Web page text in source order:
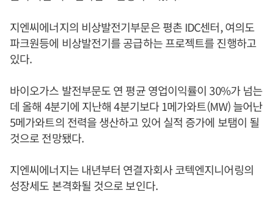
지엔씨에너지의 비상발전기부문은 평촌 IDC센터, 여의도
파크원등에 비상발전기를 공급하는 프로젝트를 진행하고
있다.
바이오가스 발전부문도 연 평균 영업이익률이 30%가 넘는
데 올해 4분기에 지난해 4분기보다 1메가와트(MW) 늘어난
5메가와트의 전력을 생산하고 있어 실적 증가에 보탬이 될
것으로 전망됐다.
지엔씨에너지는 내년부터 연결자회사 코텍엔지니어링의
성장세도 본격화될 것으로 보인다.